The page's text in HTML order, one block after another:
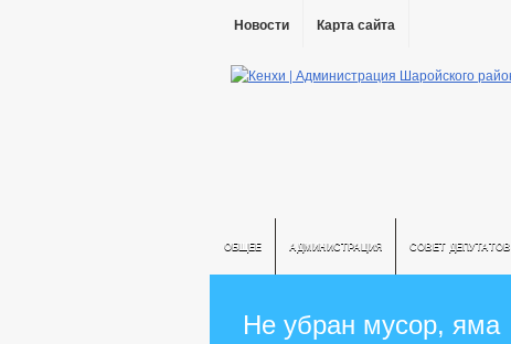
Новости Карта сайта
ОБЩЕЕ АДМИНИСТРАЦИЯ СОВЕТ ДЕПУТАТОВ
Не убран мусор, яма